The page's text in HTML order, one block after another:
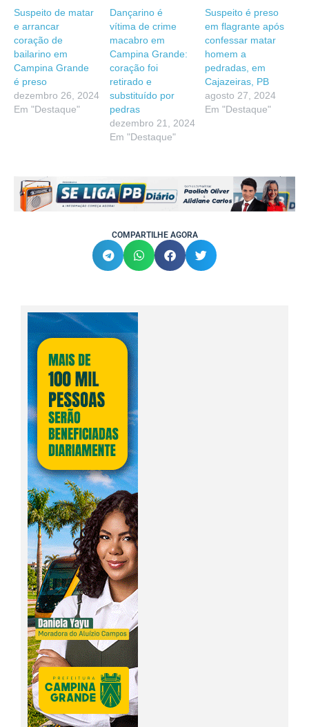
Suspeito de matar
e arrancar
coração de
bailarino em
Campina Grande
é preso
dezembro 26, 2024
Em "Destaque"
Dançarino é
vítima de crime
macabro em
Campina Grande:
coração foi
retirado e
substituído por
pedras
dezembro 21, 2024
Em "Destaque"
Suspeito é preso
em flagrante após
confessar matar
homem a
pedradas, em
Cajazeiras, PB
agosto 27, 2024
Em "Destaque"
COMPARTILHE AGORA